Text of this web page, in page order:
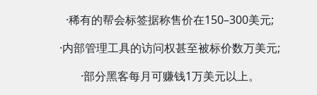
·稀有的帮会标签据称售价在150–300美元;
·内部管理工具的访问权甚至被标价数万美元;
·部分黑客每月可赚钱1万美元以上。